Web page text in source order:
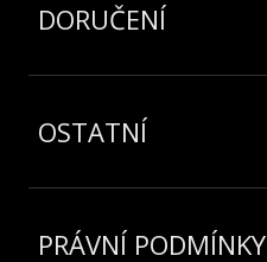
DORUČENÍ
OSTATNÍ
PRÁVNÍ PODMÍNKY